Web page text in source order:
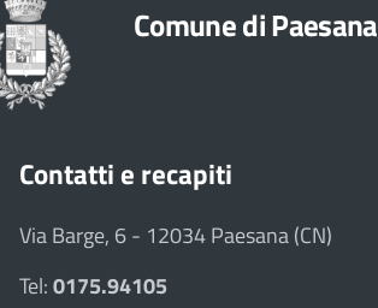
Comune di Paesana
Contatti e recapiti
Via Barge, 6 - 12034 Paesana (CN)
Tel:0175.94105